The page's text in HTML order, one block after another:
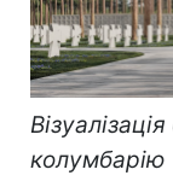
колумбарію